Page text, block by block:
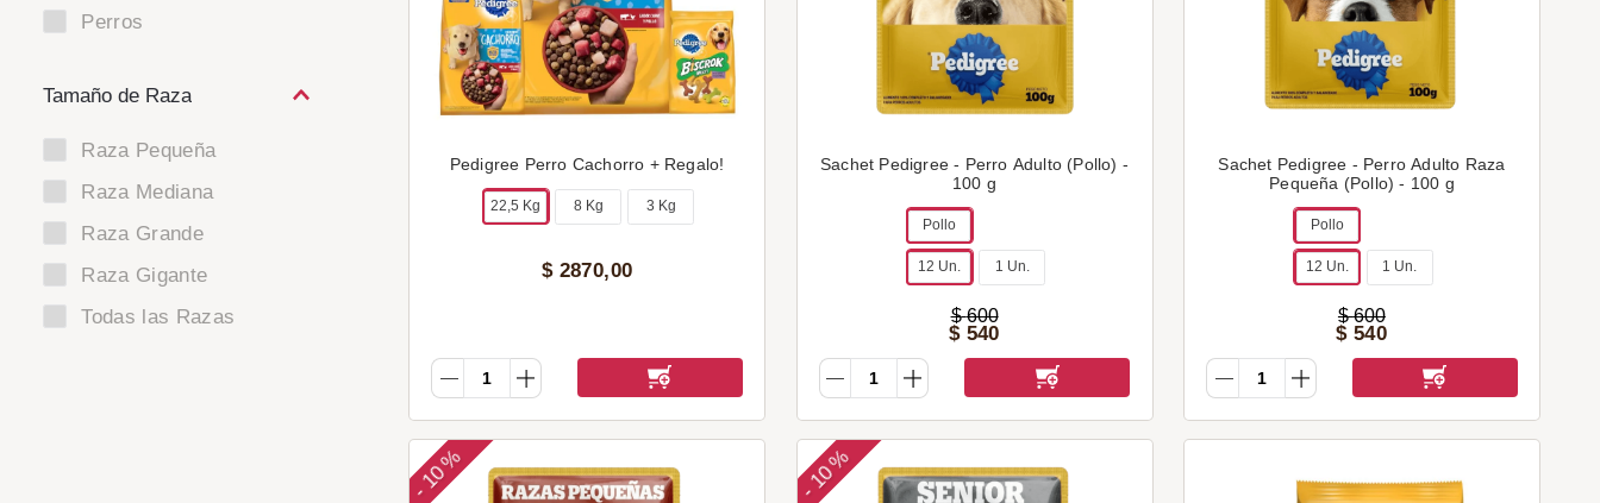
Perros
Tamaño de Raza
Raza Pequeña
Raza Mediana
Raza Grande
Raza Gigante
Todas las Razas
Pedigree Perro Cachorro + Regalo!
22,5 Kg 8 Kg 3 Kg
$ 2870,00
Sachet Pedigree - Perro Adulto (Pollo) -
100 g
Pollo
12 Un. 1 Un.
$ 600
$ 540
Sachet Pedigree - Perro Adulto Raza
Pequeña (Pollo) - 100 g
Pollo
12 Un. 1 Un.
$ 600
$ 540
-
10 % -
10 %